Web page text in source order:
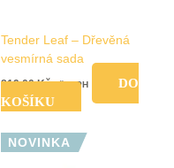
Tender Leaf – Dřevěná
vesmírná sada
819,00Kč vč. DPH
DO
KOŠÍKU
NOVINKA